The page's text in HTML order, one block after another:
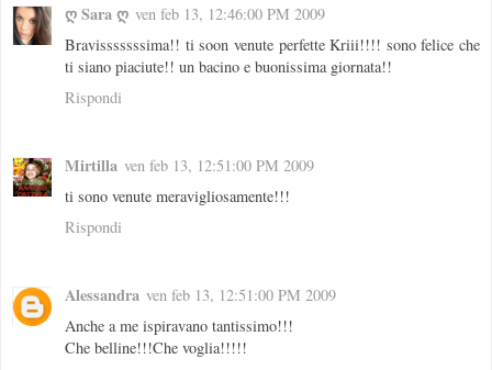
ღ Sara ღ ven feb 13, 12:46:00 PM 2009
Bravisssssssima!! ti soon venute perfette Kriii!!!! sono felice che
ti siano piaciute!! un bacino e buonissima giornata!!
Rispondi
Mirtilla ven feb 13, 12:51:00 PM 2009
ti sono venute meravigliosamente!!!
Rispondi
Alessandra ven feb 13, 12:51:00 PM 2009
Anche a me ispiravano tantissimo!!!
Che belline!!!Che voglia!!!!!